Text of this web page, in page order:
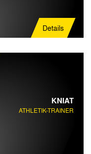
Details
KNIAT
ATHLETIK-TRAINER